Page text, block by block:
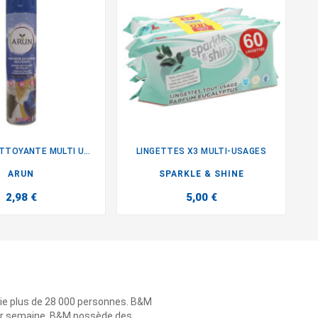
MOUSSE NETTOYANTE MULTI USAGES
ARUN
2,98 €
LINGETTES X3 MULTI-USAGES
SPARKLE & SHINE
5,00 €
plus de 28 000 personnes. B&M
B&M possède des